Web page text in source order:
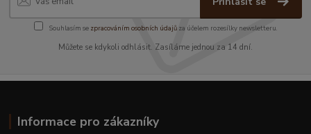
Souhlasím se zpracováním osobních údajůza účelem rozesílky newsletteru.
Můžete se kdykoli odhlásit. Zasíláme jednou za 14 dní.
Informace pro zákazníky